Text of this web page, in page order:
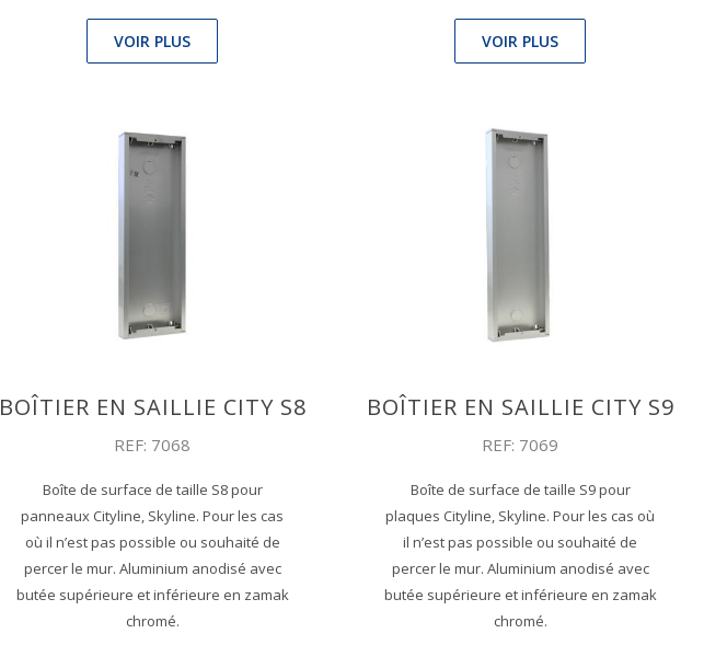
VOIR PLUS VOIR PLUS
BOÎTIER EN SAILLIE CITY S8
REF: 7068
Boîte de surface de taille S8 pour
panneaux Cityline, Skyline. Pour les cas
où il n’est pas possible ou souhaité de
percer le mur. Aluminium anodisé avec
butée supérieure et inférieure en zamak
chromé.
BOÎTIER EN SAILLIE CITY S9
REF: 7069
Boîte de surface de taille S9 pour
plaques Cityline, Skyline. Pour les cas où
il n’est pas possible ou souhaité de
percer le mur. Aluminium anodisé avec
butée supérieure et inférieure en zamak
chromé.